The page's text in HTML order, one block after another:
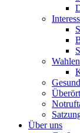
Wahlen
Über uns